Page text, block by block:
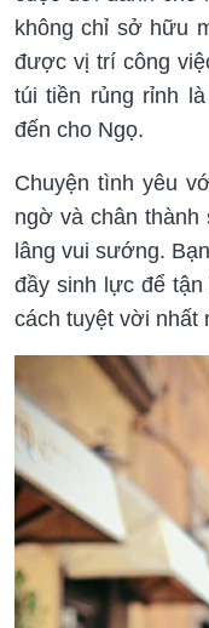
không chỉ sở hữu
được vị trí công
túi tiền rủng rỉnh
đến cho Ngọ.
Chuyện tình yêu
ngờ và chân thành
lâng vui sướng.
đầy sinh lực để
cách tuyệt vời nhất